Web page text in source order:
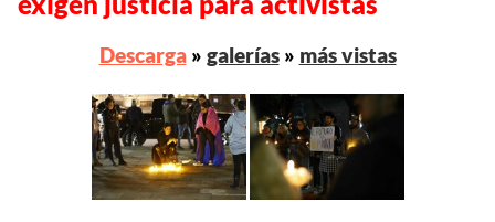
Descarga» galerías» más vistas